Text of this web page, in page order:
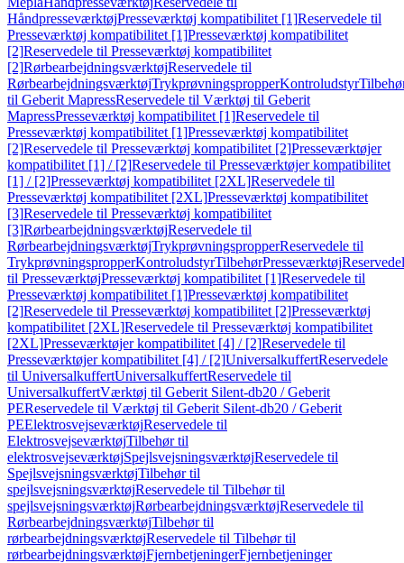
HåndpresseværktøjPresseværktøj kompatibilitet [1]Reservedele til
Presseværktøj kompatibilitet [1]Presseværktøj kompatibilitet
[2]Reservedele til Presseværktøj kompatibilitet
[2]RørbearbejdningsværktøjReservedele til
RørbearbejdningsværktøjTrykprøvningspropperKontroludstyr
til Geberit MapressReservedele til Værktøj til Geberit
MapressPresseværktøj kompatibilitet [1]Reservedele til
Presseværktøj kompatibilitet [1]Presseværktøj kompatibilitet
[2]Reservedele til Presseværktøj kompatibilitet [2]Presseværktøjer
kompatibilitet [1] / [2]Reservedele til Presseværktøjer kompatibilitet
[1] / [2]Presseværktøj kompatibilitet [2XL]Reservedele til
Presseværktøj kompatibilitet [2XL]Presseværktøj kompatibilitet
[3]Reservedele til Presseværktøj kompatibilitet
[3]RørbearbejdningsværktøjReservedele til
RørbearbejdningsværktøjTrykprøvningspropperReservedele til
TrykprøvningspropperKontroludstyrTilbehørPresseværktøj
til PresseværktøjPresseværktøj kompatibilitet [1]Reservedele til
Presseværktøj kompatibilitet [1]Presseværktøj kompatibilitet
[2]Reservedele til Presseværktøj kompatibilitet [2]Presseværktøj
kompatibilitet [2XL]Reservedele til Presseværktøj kompatibilitet
[2XL]Presseværktøjer kompatibilitet [4] / [2]Reservedele til
Presseværktøjer kompatibilitet [4] / [2]UniversalkuffertReservedele
til UniversalkuffertUniversalkuffertReservedele til
UniversalkuffertVærktøj til Geberit Silent-db20 / Geberit
PEReservedele til Værktøj til Geberit Silent-db20 / Geberit
PEElektrosvejseværktøjReservedele til
ElektrosvejseværktøjTilbehør til
elektrosvejseværktøjSpejlsvejsningsværktøjReservedele til
SpejlsvejsningsværktøjTilbehør til
spejlsvejsningsværktøjReservedele til Tilbehør til
spejlsvejsningsværktøjRørbearbejdningsværktøjReservedele til
RørbearbejdningsværktøjTilbehør til
rørbearbejdningsværktøjReservedele til Tilbehør til
rørbearbejdningsværktøjFjernbetjeningerFjernbetjeninger